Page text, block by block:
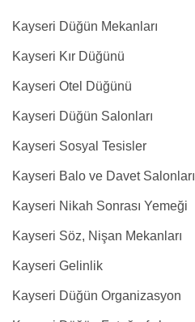
Kayseri Düğün Mekanları
Kayseri Kır Düğünü
Kayseri Otel Düğünü
Kayseri Düğün Salonları
Kayseri Sosyal Tesisler
Kayseri Balo ve Davet Salonları
Kayseri Nikah Sonrası Yemeği
Kayseri Söz, Nişan Mekanları
Kayseri Gelinlik
Kayseri Düğün Organizasyon